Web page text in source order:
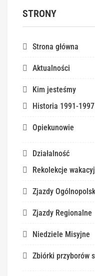
STRONY
Strona główna
Aktualności
Kim jesteśmy
Historia 1991-1997
Opiekunowie
Działalność
Rekolekcje
Zjazdy
Zjazdy Regionalne
Niedziele Misyjne
Zbiórki przyborów